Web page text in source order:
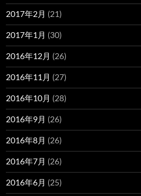
2017年2月 (21)
2017年1月 (30)
2016年12月 (26)
2016年11月 (27)
2016年10月 (28)
2016年9月 (26)
2016年8月 (26)
2016年7月 (26)
2016年6月 (25)